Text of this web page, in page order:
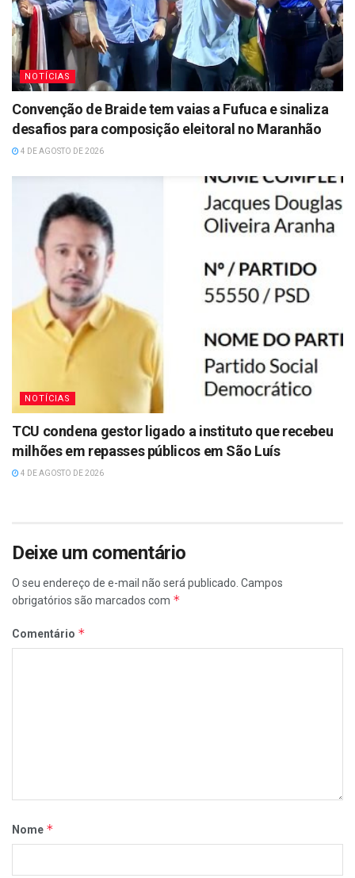
NOTÍCIAS
Convenção de Braide tem vaias a Fufuca e sinaliza
desafios para composição eleitoral no Maranhão
4 DE AGOSTO DE 2026
NOTÍCIAS
TCU condena gestor ligado a instituto que recebeu
milhões em repasses públicos em São Luís
4 DE AGOSTO DE 2026
Deixe um comentário
O seu endereço de e-mail não será publicado. Campos
obrigatórios são marcados com *
Comentário *
Nome *